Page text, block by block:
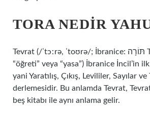
TORA NEDIR
Tevrat (/ˈtɔːrə, ˈtoʊrə/; İbranice: תּוֹרָה‎ Tōrā, “talimat”,
“öğreti” veya “yasa”) İbranice İncil’in
yani Yaratılış, Çıkış, Levililer, Sayılar ve
derlemesidir. Bu anlamda Tevrat,
beş kitabı ile aynı anlama gelir.